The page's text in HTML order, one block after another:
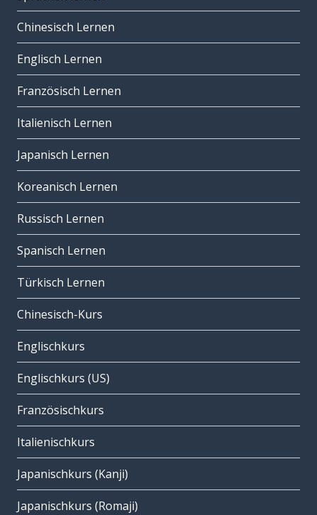
Chinesisch Lernen
Englisch Lernen
Französisch Lernen
Italienisch Lernen
Japanisch Lernen
Koreanisch Lernen
Russisch Lernen
Spanisch Lernen
Türkisch Lernen
Chinesisch-Kurs
Englischkurs
Englischkurs (US)
Französischkurs
Italienischkurs
Japanischkurs (Kanji)
Japanischkurs (Romaji)